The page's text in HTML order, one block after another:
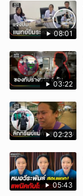
08:01
03:22
02:23
05:43